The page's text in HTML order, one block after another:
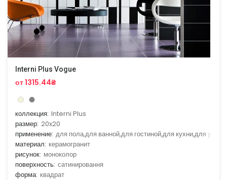
Interni Plus Vogue
от 1315.44₴
коллекция: Interni Plus
размер: 20x20
применение: для пола,для ванной,для гостиной,для кухни,для улицы
материал: керамогранит
рисунок: моноколор
поверхность: сатинировання
форма: квадрат